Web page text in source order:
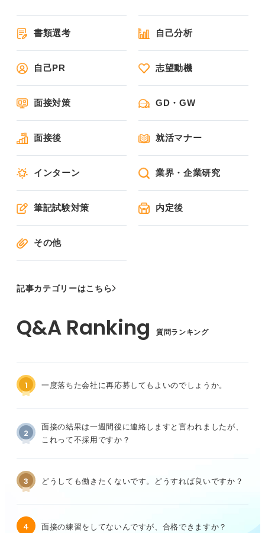
書類選考 自己分析
自己PR 志望動機
面接対策 GD・GW
面接後 就活マナー
インターン 業界・企業研究
筆記試験対策 内定後
その他
記事カテゴリーはこちら
質問ランキング
1 一度落ちた会社に再応募してもよいのでしょうか。
2
面接の結果は一週間後に連絡しますと言われましたが、
これって不採用ですか？
3 どうしても働きたくないです。どうすれば良いですか？
4 面接の練習をしてないんですが、合格できますか？